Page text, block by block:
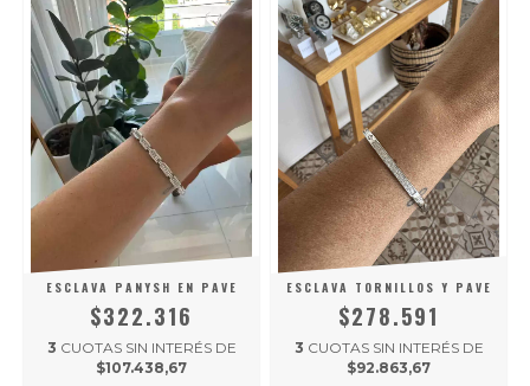
ESCLAVA PANYSH EN PAVE
$322.316
3 CUOTAS SIN INTERÉS DE
$107.438,67
ESCLAVA TORNILLOS Y PAVE
$278.591
3 CUOTAS SIN INTERÉS DE
$92.863,67